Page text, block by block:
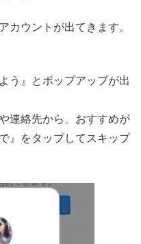
カウントが出てきます。
う』とポップアップが出
連絡先から、おすすめが
』をタップしてスキップ